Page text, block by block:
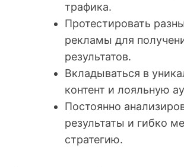
трафика.
Протестировать
рекламы для
результатов.
Вкладываться в
контент и лояльную
Постоянно
результаты и гибко
стратегию.